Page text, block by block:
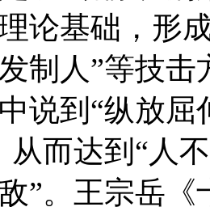
论基础，形
制人”等技
说到“纵放
从而达到“人
”。王宗岳